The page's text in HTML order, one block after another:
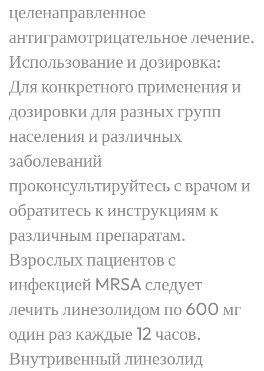
целенаправленное
антиграмотрицательное лечение.
Использование и дозировка:
Для конкретного применения и
дозировки для разных групп
населения и различных
заболеваний
проконсультируйтесь с врачом и
обратитесь к инструкциям к
различным препаратам.
Взрослых пациентов с
инфекцией MRSA следует
лечить линезолидом по 600 мг
один раз каждые 12 часов.
Внутривенный линезолид